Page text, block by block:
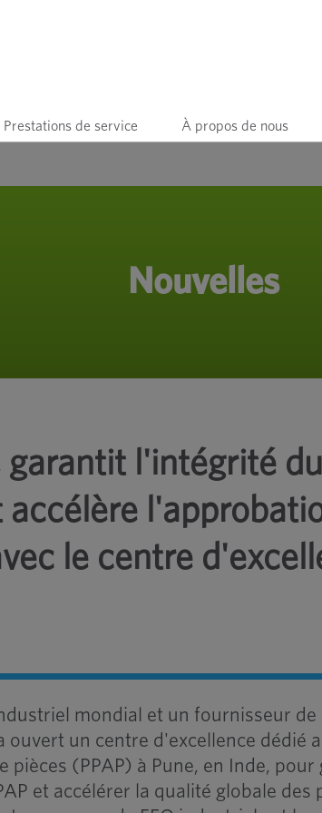
Prestations de service À propos de nous
Nouvelles
garantit l'intégrité du
accélère
le centre
mondial et un fournisseur de
ouvert un centre d'excellence dédié
(PPAP) à Pune, en Inde, pour
et accélérer la qualité globale des